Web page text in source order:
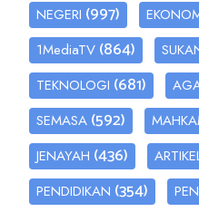
NEGERI (997)
1MediaTV (864)
TEKNOLOGI (681)
SEMASA (592)
JENAYAH (436)
PENDIDIKAN (354)